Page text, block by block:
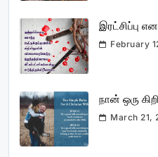
இரட்சிப்பு
February
நான் ஒரு
March 21,